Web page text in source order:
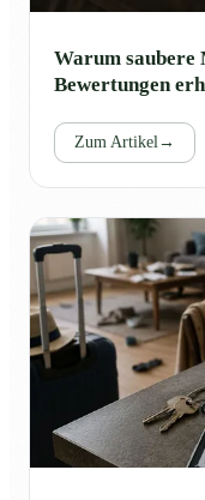
Warum saubere
Bewertungen
Zum Artikel →